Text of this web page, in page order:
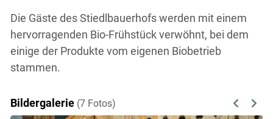
Die Gäste des Stiedlbauerhofs werden mit einem
hervorragenden Bio-Frühstück verwöhnt, bei dem
einige der Produkte vom eigenen Biobetrieb
stammen.
Bildergalerie (7 Fotos) Previous
Next